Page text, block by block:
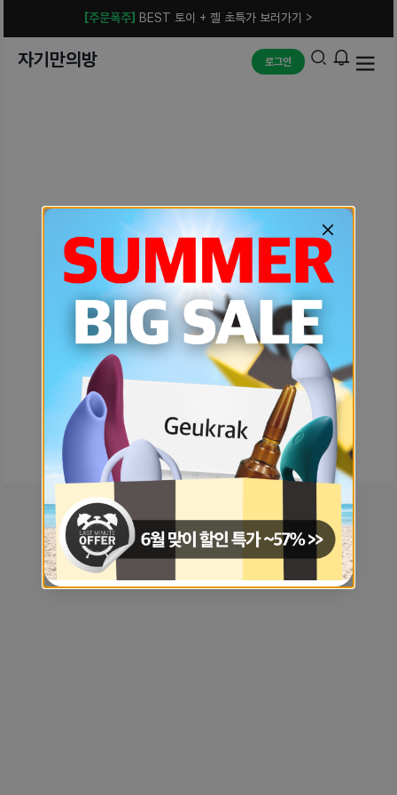
[주문폭주] BEST 토이 + 젤 초특가 보러가기 >
자기만의방 로그인
예상치 못한 에러입니다.